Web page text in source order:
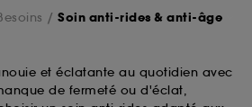
Soin anti-rides & anti-âge
et éclatante au quotidien avec
de fermeté ou d'éclat,